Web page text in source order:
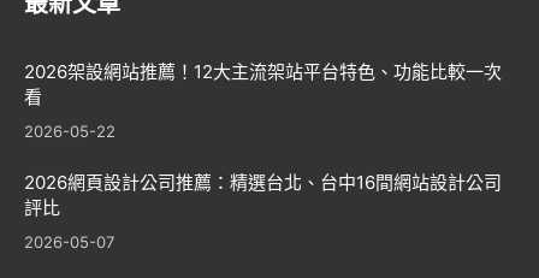
2026架設網站推薦！12大主流架站平台特色、功能比較一次
看
2026-05-22
2026網頁設計公司推薦：精選台北、台中16間網站設計公司
評比
2026-05-07